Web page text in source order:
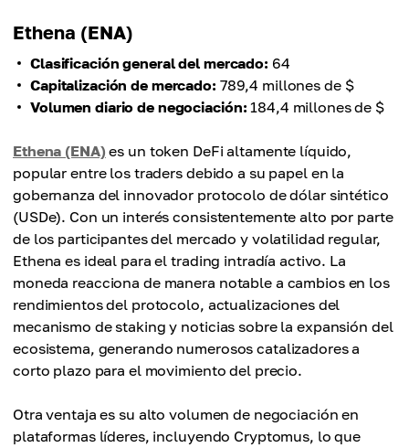
Ethena (ENA)
Clasificación general del mercado: 64
Capitalización de mercado: 789,4 millones de $
Volumen diario de negociación: 184,4 millones de $
Ethena (ENA) es un token DeFi altamente líquido,
popular entre los traders debido a su papel en la
gobernanza del innovador protocolo de dólar sintético
(USDe). Con un interés consistentemente alto por parte
de los participantes del mercado y volatilidad regular,
Ethena es ideal para el trading intradía activo. La
moneda reacciona de manera notable a cambios en los
rendimientos del protocolo, actualizaciones del
mecanismo de staking y noticias sobre la expansión del
ecosistema, generando numerosos catalizadores a
corto plazo para el movimiento del precio.
Otra ventaja es su alto volumen de negociación en
plataformas líderes, incluyendo Cryptomus, lo que